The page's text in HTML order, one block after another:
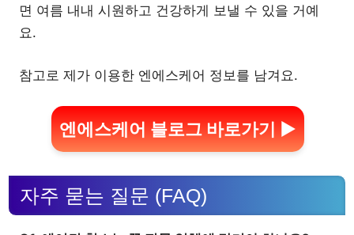
면 여름 내내 시원하고 건강하게 보낼 수 있을 거예
요.
참고로 제가 이용한 엔에스케어 정보를 남겨요.
엔에스케어 블로그 바로가기 ▶
자주 묻는 질문 (FAQ)